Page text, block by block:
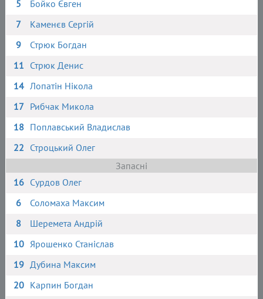
5
Бойко Євген
7
Каменєв Сергій
9
Стрюк Богдан
11 Стрюк Денис
14 Лопатін Нікола
17 Рибчак Микола
18 Поплавський Владислав
22 Строцький Олег
Запасні
16 Сурдов Олег
6
Соломаха Максим
8
Шеремета Андрій
10 Ярошенко Станіслав
19 Дубина Максим
20 Карпин Богдан